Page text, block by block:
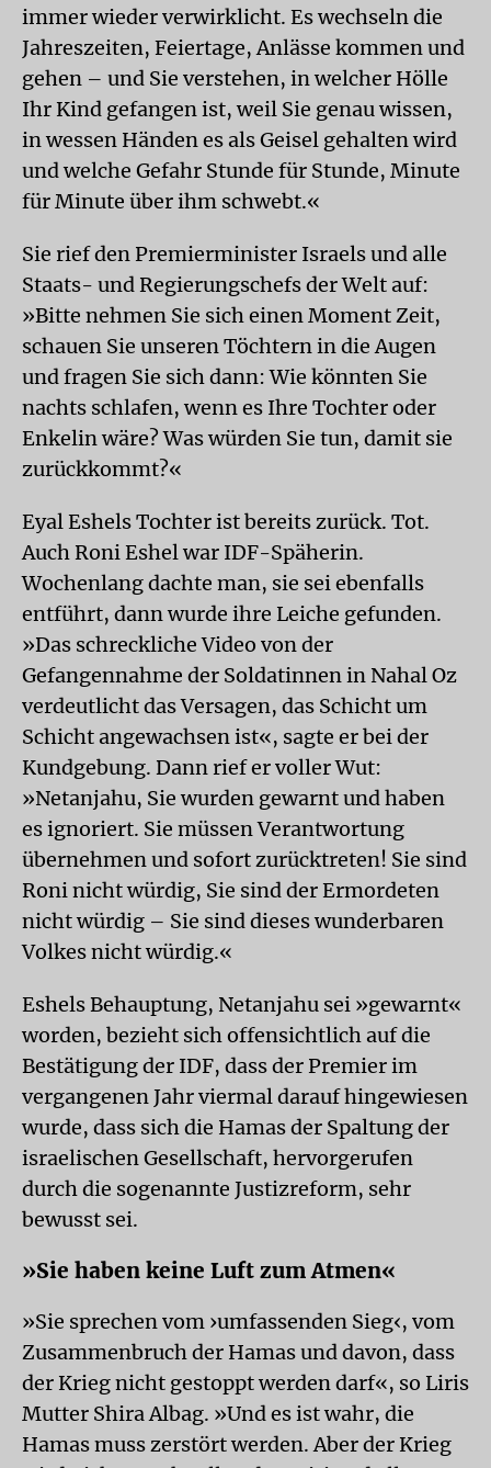
immer wieder verwirklicht. Es wechseln die
Jahreszeiten, Feiertage, Anlässe kommen und
gehen – und Sie verstehen, in welcher Hölle
Ihr Kind gefangen ist, weil Sie genau wissen,
in wessen Händen es als Geisel gehalten wird
und welche Gefahr Stunde für Stunde, Minute
für Minute über ihm schwebt.«
Sie rief den Premierminister Israels und alle
Staats- und Regierungschefs der Welt auf:
»Bitte nehmen Sie sich einen Moment Zeit,
schauen Sie unseren Töchtern in die Augen
und fragen Sie sich dann: Wie könnten Sie
nachts schlafen, wenn es Ihre Tochter oder
Enkelin wäre? Was würden Sie tun, damit sie
zurückkommt?«
Eyal Eshels Tochter ist bereits zurück. Tot.
Auch Roni Eshel war IDF-Späherin.
Wochenlang dachte man, sie sei ebenfalls
entführt, dann wurde ihre Leiche gefunden.
»Das schreckliche Video von der
Gefangennahme der Soldatinnen in Nahal Oz
verdeutlicht das Versagen, das Schicht um
Schicht angewachsen ist«, sagte er bei der
Kundgebung. Dann rief er voller Wut:
»Netanjahu, Sie wurden gewarnt und haben
es ignoriert. Sie müssen Verantwortung
übernehmen und sofort zurücktreten! Sie sind
Roni nicht würdig, Sie sind der Ermordeten
nicht würdig – Sie sind dieses wunderbaren
Volkes nicht würdig.«
Eshels Behauptung, Netanjahu sei »gewarnt«
worden, bezieht sich offensichtlich auf die
Bestätigung der IDF, dass der Premier im
vergangenen Jahr viermal darauf hingewiesen
wurde, dass sich die Hamas der Spaltung der
israelischen Gesellschaft, hervorgerufen
durch die sogenannte Justizreform, sehr
bewusst sei.
»Sie haben keine Luft zum Atmen«
»Sie sprechen vom ›umfassenden Sieg‹, vom
Zusammenbruch der Hamas und davon, dass
der Krieg nicht gestoppt werden darf«, so Liris
Mutter Shira Albag. »Und es ist wahr, die
Hamas muss zerstört werden. Aber der Krieg